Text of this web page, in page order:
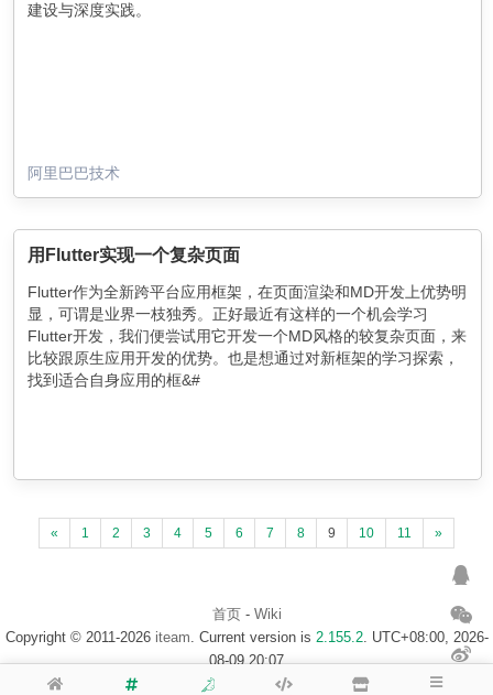
建设与深度实践。
阿里巴巴技术
用Flutter实现一个复杂页面
Flutter作为全新跨平台应用框架，在页面渲染和MD开发上优势明
显，可谓是业界一枝独秀。正好最近有这样的一个机会学习
Flutter开发，我们便尝试用它开发一个MD风格的较复杂页面，来
比较跟原生应用开发的优势。也是想通过对新框架的学习探索，
找到适合自身应用的框&#
« 1 2 3 4 5 6 7 8 9 10 11 »
首页- Wiki
Copyright © 2011-2026 iteam . Current version is 2.155.2. UTC+08:00, 2026-
08-09 20:07
浙ICP备14020137号-1 $访客地图$